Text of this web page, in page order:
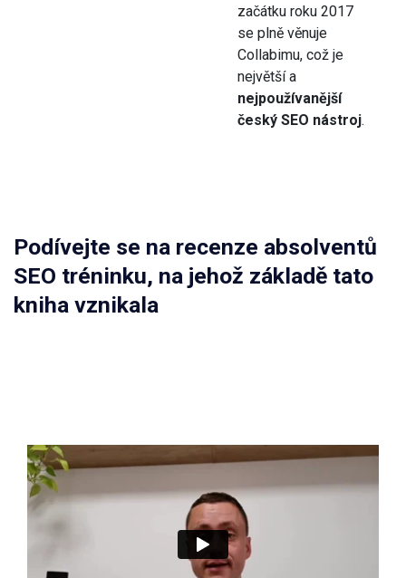
začátku roku 2017
se plně věnuje
Collabimu, což je
největší a
nejpoužívanější
český SEO nástroj.
Podívejte se na recenze absolventů
SEO tréninku, na jehož základě tato
kniha vznikala